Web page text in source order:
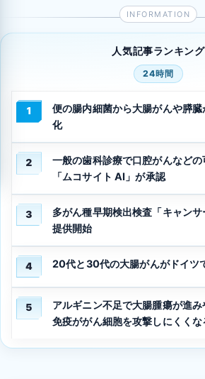
人気記事ランキング
24時間
1
便の腸内細菌から大腸がんや膵
化
2
一般の歯科診療で口腔がんなど
「ムコサイト AI」が承認
3
多がん種早期検出検査「キャン
提供開始
4 20代と30代の大腸がんがドイツ
5
アルギニン不足で大腸腫瘍が進み
免疫ががん細胞を攻撃しにくく